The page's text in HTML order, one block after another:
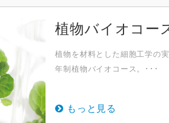
植物バイオコー
植物を材料とした細胞工学の
年制植物バイオコース。･･･
もっと見る